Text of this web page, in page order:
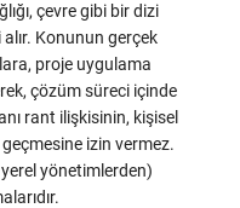
çevre gibi bir dizi
Konunun gerçek
proje uygulama
çözüm süreci içinde
rant ilişkisinin, kişisel
izin vermez.
yönetimlerden)